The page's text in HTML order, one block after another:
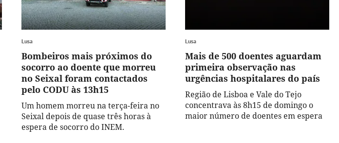
Lusa
Bombeiros mais próximos do
socorro ao doente que morreu
no Seixal foram contactados
pelo CODU às 13h15
Um homem morreu na terça-feira no
Seixal depois de quase três horas à
espera de socorro do INEM.
Lusa
Mais de 500 doentes aguardam
primeira observação nas
urgências hospitalares do país
Região de Lisboa e Vale do Tejo
concentrava às 8h15 de domingo o
maior número de doentes em espera